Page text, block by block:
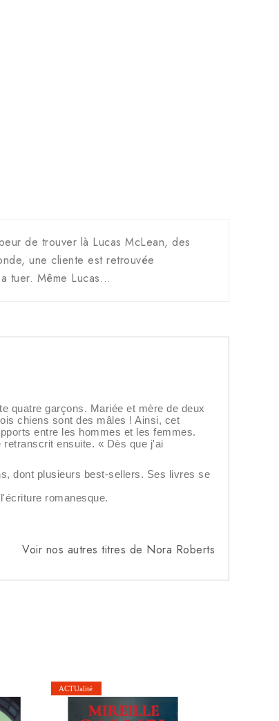
de trouver là Lucas McLean, des
une cliente est retrouvée
tuer. Même Lucas…
quatre garçons. Mariée et mère de deux
chiens sont des mâles ! Ainsi, cet
entre les hommes et les femmes.
ensuite. « Dès que j'ai
dont plusieurs best-sellers. Ses livres se
romanesque.
Voir nos autres titres de Nora Roberts